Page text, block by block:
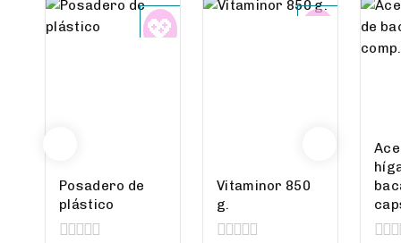
Posadero de
plástico
Vitaminor 850
g.